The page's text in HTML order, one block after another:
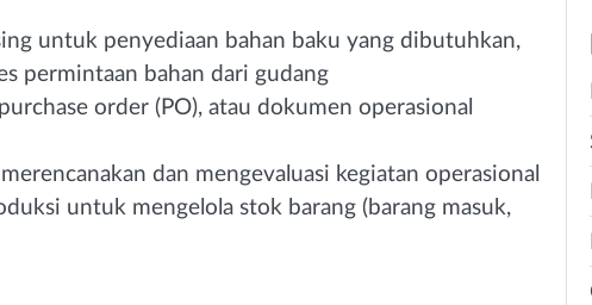
untuk penyediaan bahan baku yang dibutuhkan,
permintaan bahan dari gudang
order (PO), atau dokumen operasional
dan mengevaluasi kegiatan operasional
untuk mengelola stok barang (barang masuk,